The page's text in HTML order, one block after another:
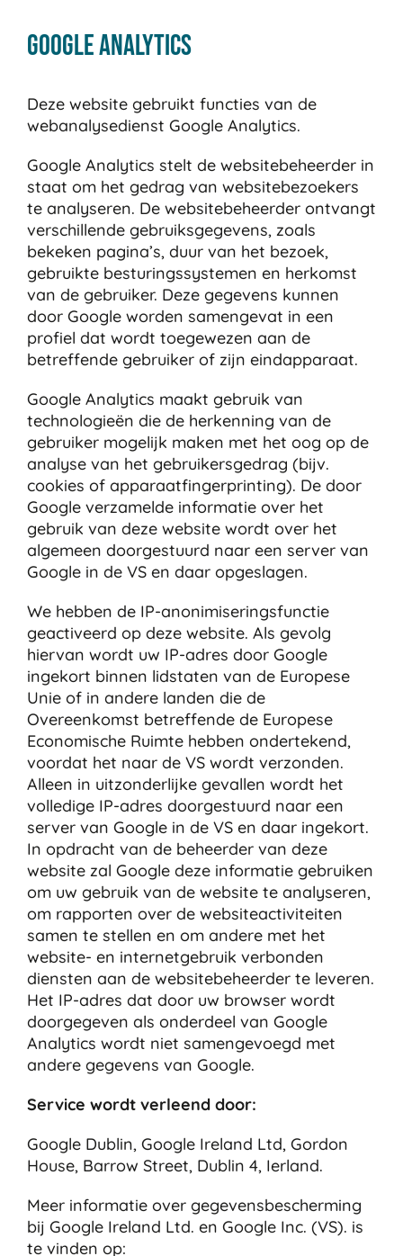
Google Analytics
Deze website gebruikt functies van de
webanalysedienst Google Analytics.
Google Analytics stelt de websitebeheerder in
staat om het gedrag van websitebezoekers
te analyseren. De websitebeheerder ontvangt
verschillende gebruiksgegevens, zoals
bekeken pagina’s, duur van het bezoek,
gebruikte besturingssystemen en herkomst
van de gebruiker. Deze gegevens kunnen
door Google worden samengevat in een
profiel dat wordt toegewezen aan de
betreffende gebruiker of zijn eindapparaat.
Google Analytics maakt gebruik van
technologieën die de herkenning van de
gebruiker mogelijk maken met het oog op de
analyse van het gebruikersgedrag (bijv.
cookies of apparaatfingerprinting). De door
Google verzamelde informatie over het
gebruik van deze website wordt over het
algemeen doorgestuurd naar een server van
Google in de VS en daar opgeslagen.
We hebben de IP-anonimiseringsfunctie
geactiveerd op deze website. Als gevolg
hiervan wordt uw IP-adres door Google
ingekort binnen lidstaten van de Europese
Unie of in andere landen die de
Overeenkomst betreffende de Europese
Economische Ruimte hebben ondertekend,
voordat het naar de VS wordt verzonden.
Alleen in uitzonderlijke gevallen wordt het
volledige IP-adres doorgestuurd naar een
server van Google in de VS en daar ingekort.
In opdracht van de beheerder van deze
website zal Google deze informatie gebruiken
om uw gebruik van de website te analyseren,
om rapporten over de websiteactiviteiten
samen te stellen en om andere met het
website- en internetgebruik verbonden
diensten aan de websitebeheerder te leveren.
Het IP-adres dat door uw browser wordt
doorgegeven als onderdeel van Google
Analytics wordt niet samengevoegd met
andere gegevens van Google.
Service wordt verleend door:
Google Dublin, Google Ireland Ltd, Gordon
House, Barrow Street, Dublin 4, Ierland.
Meer informatie over gegevensbescherming
bij Google Ireland Ltd. en Google Inc. (VS). is
te vinden op: